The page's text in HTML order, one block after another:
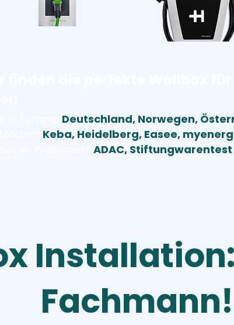
Deutschland, Norwegen,
Keba, Heidelberg, Easee,
ADAC, Stiftungwarentest
Fachmann!